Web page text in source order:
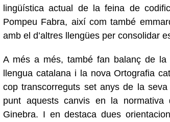
lingüística actual de la feina de
Pompeu Fabra, així com també
amb el d’altres llengües per consolidar
A més a més, també fan balanç de
llengua catalana i la nova Ortografia
cop transcorreguts set anys de la
punt aquests canvis en la normativa
Ginebra. I en destaca dues